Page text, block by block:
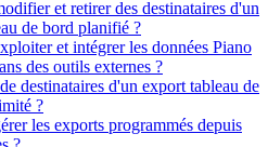
et retirer des destinataires d'un
de bord planifié ?
et intégrer les données Piano
des outils externes ?
destinataires d'un export tableau de
?
les exports programmés depuis